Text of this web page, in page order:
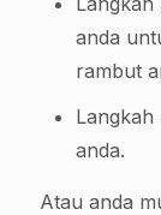
anda
rambut
anda.
Atau anda